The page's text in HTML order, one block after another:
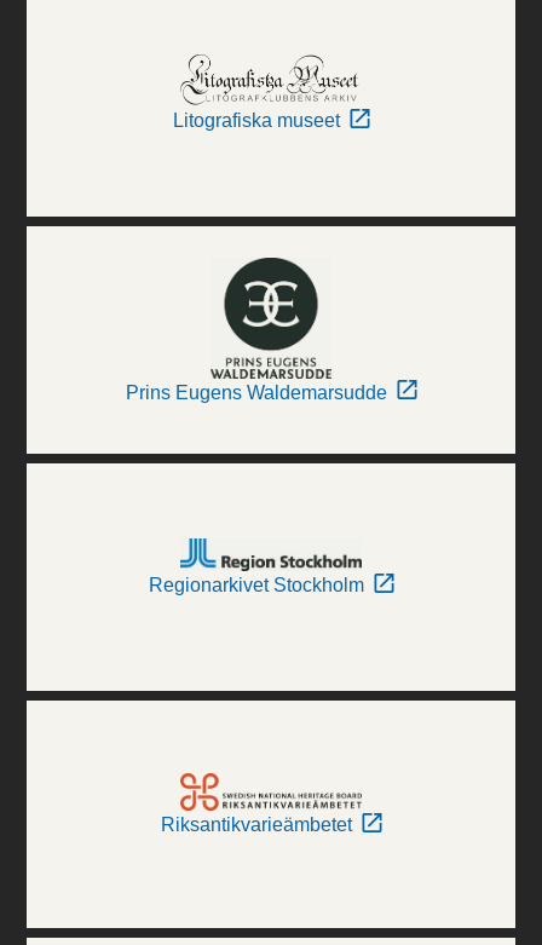
Litografiska museet
Prins Eugens Waldemarsudde
Regionarkivet Stockholm
Riksantikvarieämbetet